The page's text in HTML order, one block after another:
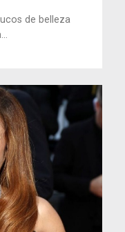
de belleza